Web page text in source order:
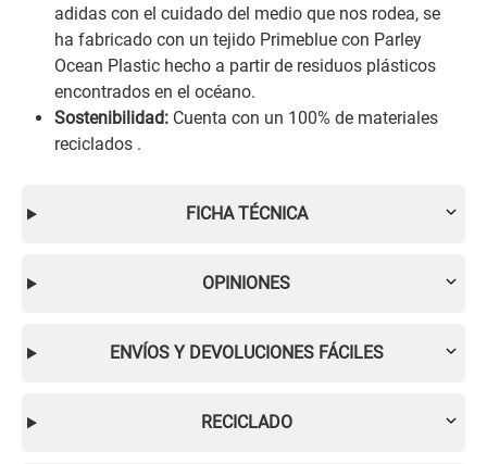
adidas con el cuidado del medio que nos rodea, se
ha fabricado con un tejido Primeblue con Parley
Ocean Plastic hecho a partir de residuos plásticos
encontrados en el océano.
Sostenibilidad: Cuenta con un 100% de materiales
reciclados .
FICHA TÉCNICA
OPINIONES
ENVÍOS Y DEVOLUCIONES FÁCILES
RECICLADO